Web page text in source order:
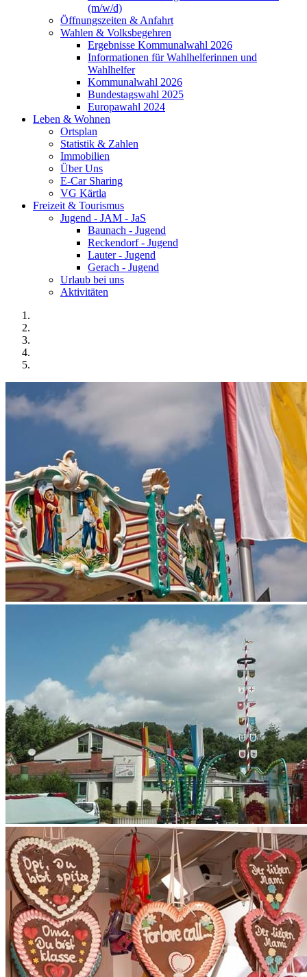
(m/w/d)
Öffnungszeiten & Anfahrt
Wahlen & Volksbegehren
Ergebnisse Kommunalwahl 2026
Informationen für Wahlhelferinnen und
Wahlhelfer
Kommunalwahl 2026
Bundestagswahl 2025
Europawahl 2024
Leben & Wohnen
Ortsplan
Statistik & Zahlen
Immobilien
Über Uns
E-Car Sharing
VG Kärtla
Freizeit & Tourismus
Jugend - JAM - JaS
Baunach - Jugend
Reckendorf - Jugend
Lauter - Jugend
Gerach - Jugend
Urlaub bei uns
Aktivitäten